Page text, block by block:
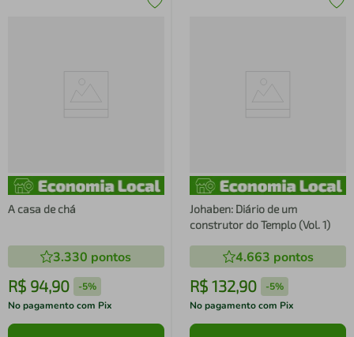
A casa de chá
3.330 pontos
R$ 94,90 -5%
No pagamento com Pix
Johaben: Diário de um
construtor do Templo (Vol. 1)
4.663 pontos
R$ 132,90 -5%
No pagamento com Pix